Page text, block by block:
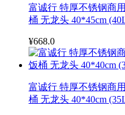
富诚行 特厚不锈钢商
桶 无龙头 40*45cm
¥668.0
富诚行 特厚不锈钢商
桶 无龙头 40*40cm